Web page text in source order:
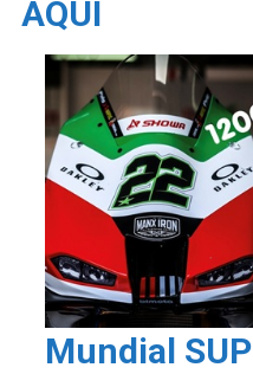
AQUI
Mundial